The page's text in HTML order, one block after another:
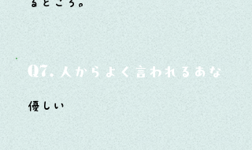
Q7. 人からよく言われるあなたの
優しい